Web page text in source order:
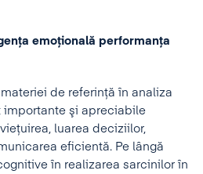
ța emoțională performanța
de referinţă în analiza
importante şi apreciabile
luarea deciziilor,
eficientă. Pe lângă
în realizarea sarcinilor în